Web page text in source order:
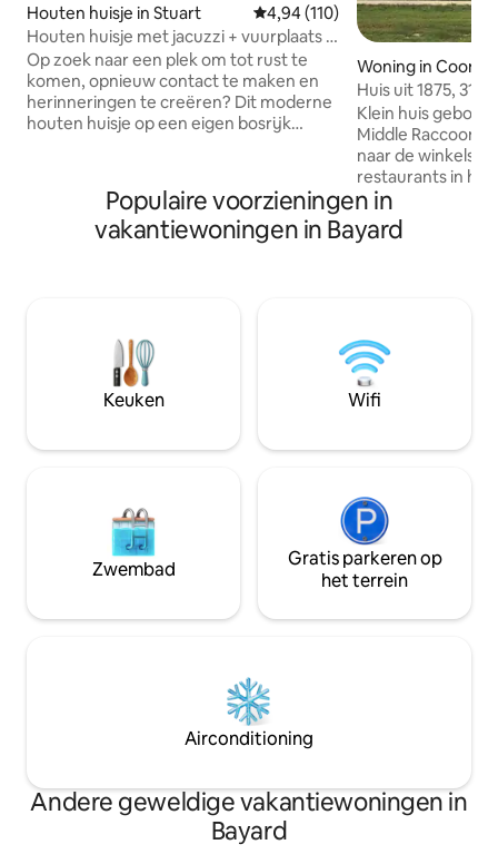
Houten huisje in Stuart Gemiddelde beoordeling van
4,94 (110)
Houten huisje met jacuzzi + vuurplaats +
privé-paden
Op zoek naar een plek om tot rust te
komen, opnieuw contact te maken en
herinneringen te creëren? Dit moderne
houten huisje op een eigen bosrijk
ontworpen voor stellen, gezinnen en
kleine groepen. Gasten houden van: •
Hottub onder de sterren • Uitzicht
vanuit elke kamer • Buitenvuurplaats en
toegang tot attracties in het kleine
te komen en kies je eigen avontuur.
Woning in Coon
Huis uit 1875, 316
Rapids IA
Klein huis
Middle Raccoon River. Het is zes
naar de winkels,
restaurants in
bijgewerkte
toegang tot de
kano's/kajaks
Wij bieden
de straat. Garage
fietsen. Neem
verhuurder.
Populaire voorzieningen in
vakantiewoningen in Bayard
Keuken Wifi
Zwembad
Gratis parkeren op
het terrein
Airconditioning
Andere geweldige vakantiewoningen in
Bayard